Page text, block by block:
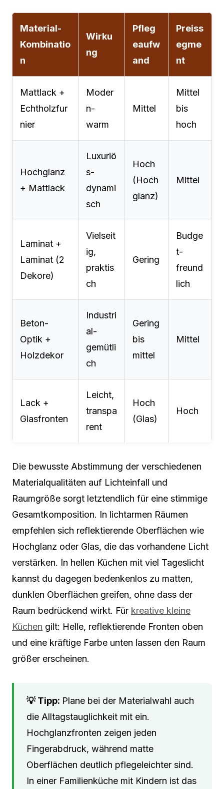
Material-
Kombinatio
n
Wirku
ng
Pfleg
eaufw
and
Preiss
egme
nt
Mattlack +
Echtholzfur
nier
Moder
n-
warm
Mittel
Mittel
bis
hoch
Hochglanz
+ Mattlack
Luxuriö
s-
dynami
sch
Hoch
(Hoch
glanz)
Mittel
Laminat +
Laminat (2
Dekore)
Vielseit
ig,
praktis
ch
Gering
Budge
t-
freund
lich
Beton-
Optik +
Holzdekor
Industri
al-
gemütli
ch
Gering
bis
mittel
Mittel
Lack +
Glasfronten
Leicht,
transpa
rent
Hoch
(Glas)
Hoch
Die bewusste Abstimmung der verschiedenen
Materialqualitäten auf Lichteinfall und
Raumgröße sorgt letztendlich für eine stimmige
Gesamtkomposition. In lichtarmen Räumen
empfehlen sich reflektierende Oberflächen wie
Hochglanz oder Glas, die das vorhandene Licht
verstärken. In hellen Küchen mit viel Tageslicht
kannst du dagegen bedenkenlos zu matten,
dunklen Oberflächen greifen, ohne dass der
Raum bedrückend wirkt. Für kreative kleine
Küchen gilt: Helle, reflektierende Fronten oben
und eine kräftige Farbe unten lassen den Raum
größer erscheinen.
Plane bei der Materialwahl auch
die Alltagstauglichkeit mit ein.
Hochglanzfronten zeigen jeden
Fingerabdruck, während matte
Oberflächen deutlich pflegeleichter sind.
In einer Familienküche mit Kindern ist das